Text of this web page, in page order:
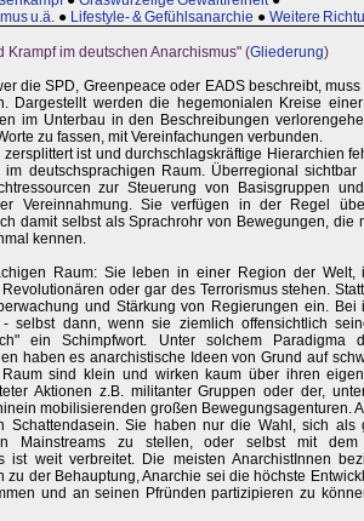
u.ä. ● Lifestyle- & Gefühlsanarchie ● Weitere
Krampf im deutschen Anarchismus" (Gliederung)
die SPD, Greenpeace oder EADS beschreibt,
Dargestellt werden die hegemonialen Kreise
im Unterbau in den Beschreibungen
zu fassen, mit Vereinfachungen verbunden.
ist und durchschlagskräftige Hierarchien
deutschsprachigen Raum. Überregional
zur Steuerung von Basisgruppen
Vereinnahmung. Sie verfügen in der Regel
damit selbst als Sprachrohr von Bewegungen, die
kennen.
Raum: Sie leben in einer Region der Welt,
oder gar des Terrorismus stehen.
und Stärkung von Regierungen ein. Bei
selbst dann, wenn sie ziemlich offensichtlich
ein Schimpfwort. Unter solchem Paradigma
haben es anarchistische Ideen von Grund auf
sind klein und wirken kaum über ihren
Aktionen z.B. militanter Gruppen oder der,
mobilisierenden großen Bewegungsagenturen.
Schattendasein. Sie haben nur die Wahl, sich als
Mainstreams zu stellen, oder selbst mit
ist weit verbreitet. Die meisten AnarchistInnen
der Behauptung, Anarchie sei die höchste
und an seinen Pfründen partizipieren zu